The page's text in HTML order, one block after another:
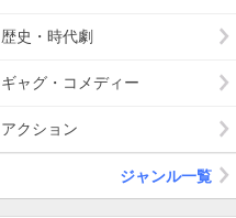
歴史・時代劇
ギャグ・コメディー
アクション
ジャンル一覧